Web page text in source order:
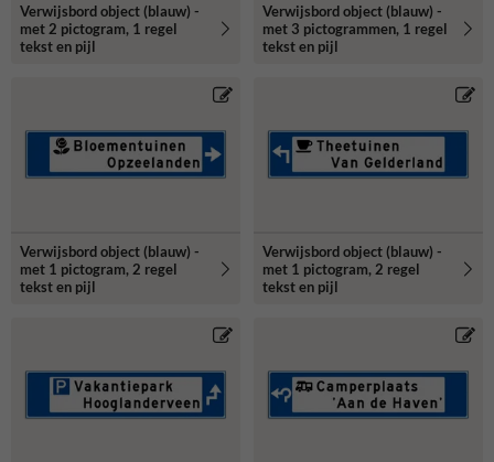
Verwijsbord object (blauw) -
met 2 pictogram, 1 regel
tekst en pijl
Verwijsbord object (blauw) -
met 3 pictogrammen, 1 regel
tekst en pijl
Verwijsbord object (blauw) -
met 1 pictogram, 2 regel
tekst en pijl
Verwijsbord object (blauw) -
met 1 pictogram, 2 regel
tekst en pijl